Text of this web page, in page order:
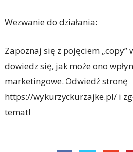
Wezwanie do działania:
Zapoznaj się z pojęciem „copy”
dowiedz się, jak może ono
marketingowe. Odwiedź stronę
https://wykurzyckurzajke.pl/ i
temat!